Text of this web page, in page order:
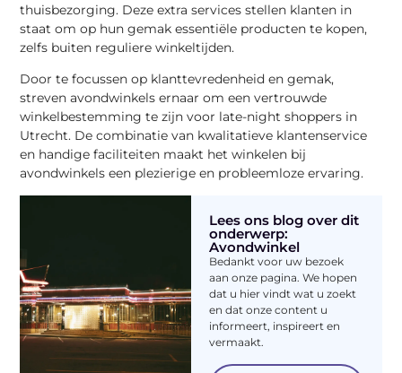
thuisbezorging. Deze extra services stellen klanten in
staat om op hun gemak essentiële producten te kopen,
zelfs buiten reguliere winkeltijden.
Door te focussen op klanttevredenheid en gemak,
streven avondwinkels ernaar om een vertrouwde
winkelbestemming te zijn voor late-night shoppers in
Utrecht. De combinatie van kwalitatieve klantenservice
en handige faciliteiten maakt het winkelen bij
avondwinkels een plezierige en probleemloze ervaring.
Lees ons blog over dit
onderwerp:
Avondwinkel
Bedankt voor uw bezoek
aan onze pagina. We hopen
dat u hier vindt wat u zoekt
en dat onze content u
informeert, inspireert en
vermaakt.